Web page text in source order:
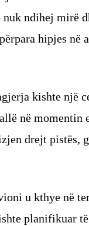
ndihej mirë
hipjes në
kishte një
në momentin
drejt pistës,
u kthye në
planifikuar